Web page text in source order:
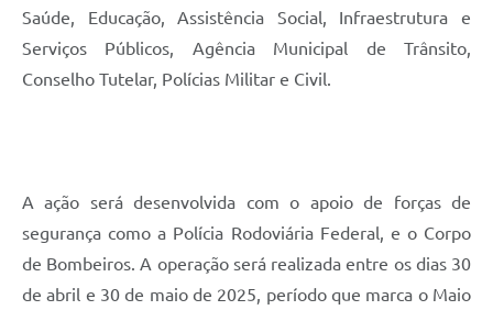
Saúde, Educação, Assistência Social, Infraestrutura e
Serviços Públicos, Agência Municipal de Trânsito,
Conselho Tutelar, Polícias Militar e Civil.
A ação será desenvolvida com o apoio de forças de
segurança como a Polícia Rodoviária Federal, e o Corpo
de Bombeiros. A operação será realizada entre os dias 30
de abril e 30 de maio de 2025, período que marca o Maio